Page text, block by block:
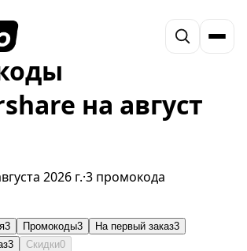
на август
2026 г.·3 промокода
3 Промокоды3 На первый заказ3
3 Скидки0